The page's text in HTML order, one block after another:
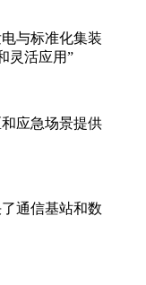
与标准化集装
灵活应用”
应急场景提供
通信基站和数